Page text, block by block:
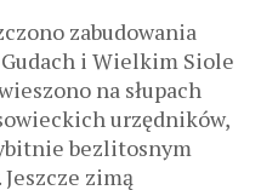
zabudowania
i Wielkim Siole
na słupach
urzędników,
bezlitosnym
zimą